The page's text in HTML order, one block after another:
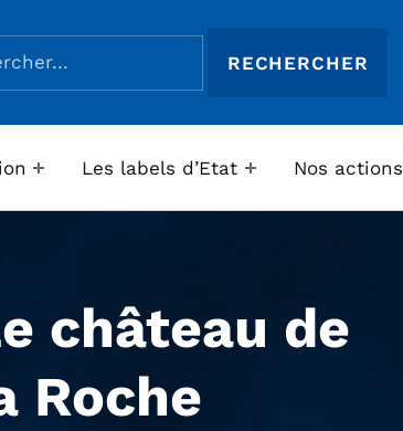
:
Les labels d’Etat Nos actions
château de
Roche